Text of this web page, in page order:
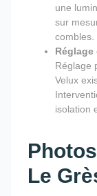
une
sur
combles.
Réglage
Velux
isolation
Le